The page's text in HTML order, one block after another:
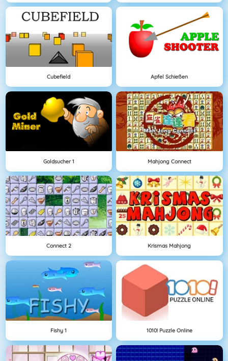
Cubefield Apfel Schießen
Goldsucher 1 Mahjong Connect
Connect 2 Krismas Mahjong
Fishy 1 1010! Puzzle Online